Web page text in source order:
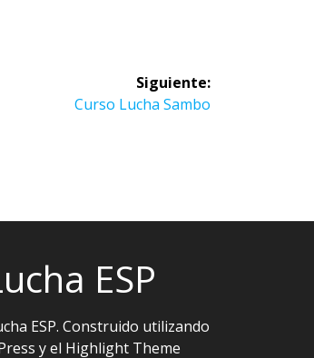
Siguiente:
Siguiente
Curso Lucha Sambo
ESP
ESP. Construido utilizando
y el Highlight Theme